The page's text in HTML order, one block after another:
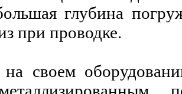
глубина
при проводке.
своем